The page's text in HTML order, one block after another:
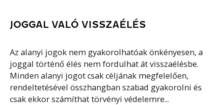
JOGGAL VALÓ VISSZAÉLÉS
Az alanyi jogok nem gyakorolhatóak önkényesen, a
joggal történő élés nem fordulhat át visszaélésbe.
Minden alanyi jogot csak céljának megfelelően,
rendeltetésével összhangban szabad gyakorolni és
csak ekkor számíthat törvényi védelemre...